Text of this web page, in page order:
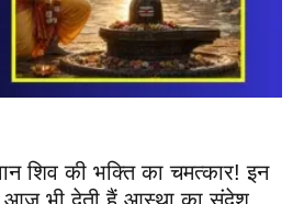
शिव की भक्ति का चमत्कार! इन